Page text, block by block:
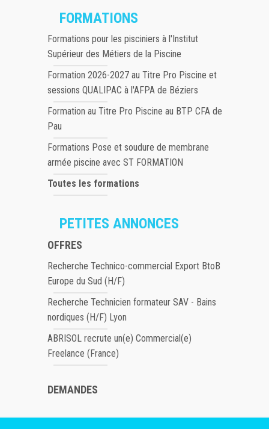
FORMATIONS
Formations pour les pisciniers à l'Institut
Supérieur des Métiers de la Piscine
Formation 2026-2027 au Titre Pro Piscine et
sessions QUALIPAC à l'AFPA de Béziers
Formation au Titre Pro Piscine au BTP CFA de
Pau
Formations Pose et soudure de membrane
armée piscine avec ST FORMATION
Toutes les formations
PETITES ANNONCES
OFFRES
Recherche Technico-commercial Export BtoB
Europe du Sud (H/F)
Recherche Technicien formateur SAV - Bains
nordiques (H/F) Lyon
ABRISOL recrute un(e) Commercial(e)
Freelance (France)
DEMANDES